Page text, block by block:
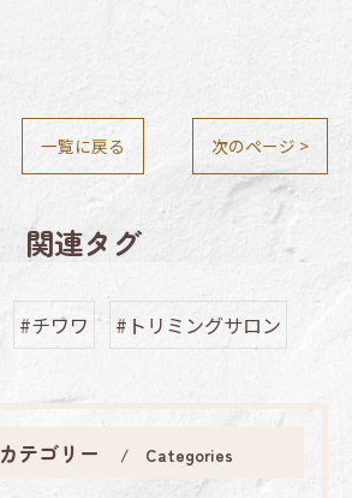
一覧に戻る 次のページ >
関連タグ
#チワワ #トリミングサロン
カテゴリー Categories